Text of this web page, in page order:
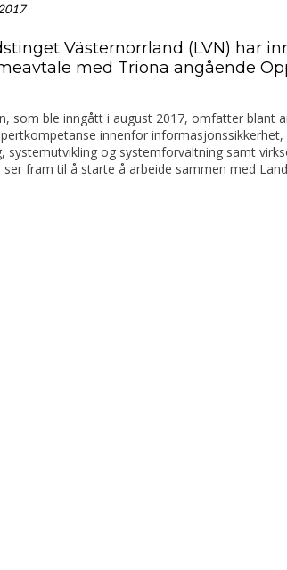
Västernorrland (LVN) har
med Triona angående
som ble inngått i august 2017, omfatter blant
innenfor
systemutvikling og systemforvaltning samt
ser fram til å starte å arbeide sammen med